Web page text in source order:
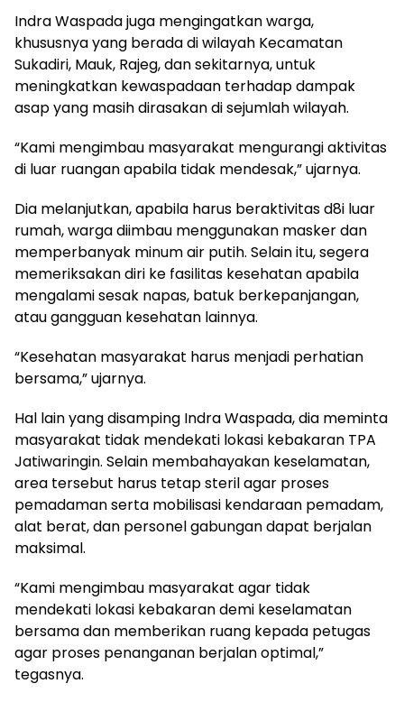
Indra Waspada juga mengingatkan warga,
khususnya yang berada di wilayah Kecamatan
Sukadiri, Mauk, Rajeg, dan sekitarnya, untuk
meningkatkan kewaspadaan terhadap dampak
asap yang masih dirasakan di sejumlah wilayah.
“Kami mengimbau masyarakat mengurangi aktivitas
di luar ruangan apabila tidak mendesak,” ujarnya.
Dia melanjutkan, apabila harus beraktivitas d8i luar
rumah, warga diimbau menggunakan masker dan
memperbanyak minum air putih. Selain itu, segera
memeriksakan diri ke fasilitas kesehatan apabila
mengalami sesak napas, batuk berkepanjangan,
atau gangguan kesehatan lainnya.
“Kesehatan masyarakat harus menjadi perhatian
bersama,” ujarnya.
Hal lain yang disamping Indra Waspada, dia meminta
masyarakat tidak mendekati lokasi kebakaran TPA
Jatiwaringin. Selain membahayakan keselamatan,
area tersebut harus tetap steril agar proses
pemadaman serta mobilisasi kendaraan pemadam,
alat berat, dan personel gabungan dapat berjalan
maksimal.
“Kami mengimbau masyarakat agar tidak
mendekati lokasi kebakaran demi keselamatan
bersama dan memberikan ruang kepada petugas
agar proses penanganan berjalan optimal,”
tegasnya.